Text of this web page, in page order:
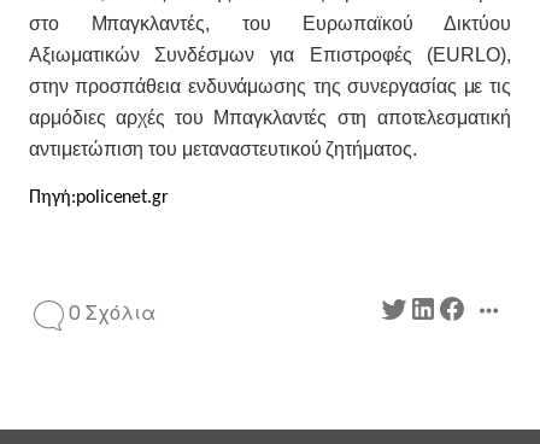
στο Μπαγκλαντές, του Ευρωπαϊκού Δικτύου
Αξιωματικών Συνδέσμων για Επιστροφές (EURLO),
στην προσπάθεια ενδυνάμωσης της συνεργασίας με τις
αρμόδιες αρχές του Μπαγκλαντές στη αποτελεσματική
αντιμετώπιση του μεταναστευτικού ζητήματος.
Πηγή:policenet.gr
0 Σχόλια